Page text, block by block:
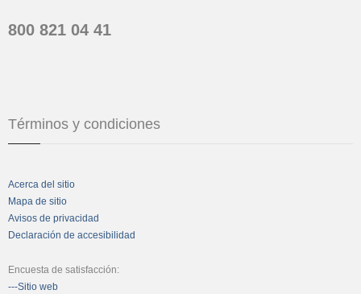
800 821 04 41
Términos y condiciones
Acerca del sitio
Mapa de sitio
Avisos de privacidad
Declaración de accesibilidad
Encuesta de satisfacción:
---Sitio web